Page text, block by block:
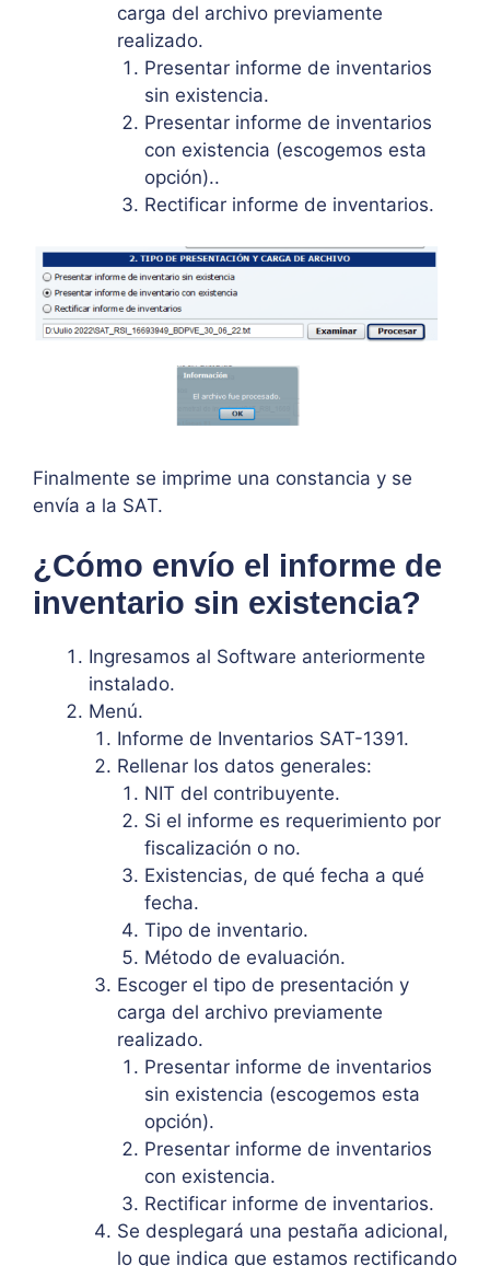
carga del archivo previamente
realizado.
Presentar informe de inventarios
sin existencia.
Presentar informe de inventarios
con existencia (escogemos esta
opción)..
Rectificar informe de inventarios.
Finalmente se imprime una constancia y se
envía a la SAT.
¿Cómo envío el informe de
inventario sin existencia?
Ingresamos al Software anteriormente
instalado.
Menú.
Informe de Inventarios SAT-1391.
Rellenar los datos generales:
NIT del contribuyente.
Si el informe es requerimiento por
fiscalización o no.
Existencias, de qué fecha a qué
fecha.
Tipo de inventario.
Método de evaluación.
Escoger el tipo de presentación y
carga del archivo previamente
realizado.
Presentar informe de inventarios
sin existencia (escogemos esta
opción).
Presentar informe de inventarios
con existencia.
Rectificar informe de inventarios.
Se desplegará una pestaña adicional,
lo que indica que estamos rectificando